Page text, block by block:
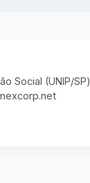
Social (UNIP/SP)